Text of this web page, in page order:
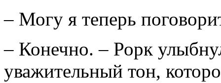
– Могу я теперь
– Конечно. – Рорк
уважительный тон,